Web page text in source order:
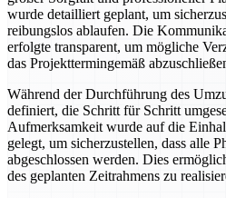
wurde detailliert geplant, um
reibungslos ablaufen. Die
erfolgte transparent, um mögliche
das Projekttermingemäß
Während der Durchführung des
definiert, die Schritt für Schritt
Aufmerksamkeit wurde auf die
gelegt, um sicherzustellen, dass alle
abgeschlossen werden. Dies
des geplanten Zeitrahmens zu